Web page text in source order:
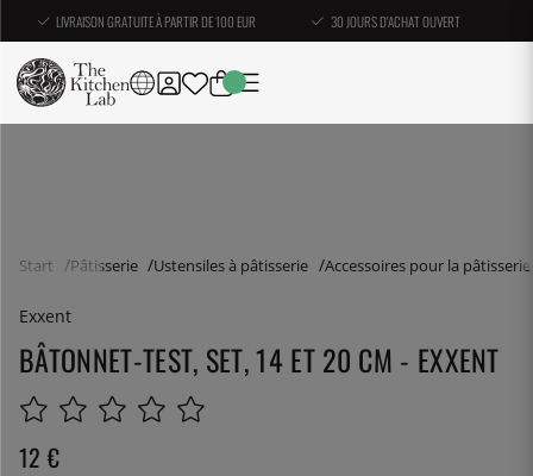
LIVRAISON GRATUITE À PARTIR DE 100 EUR 30 JOURS D'ACHAT OUVERT
Start Pâtisserie Ustensiles à pâtisserie Accessoires pour la pâtisserie
Exxent
BÂTONNET-TEST, SET, 14 ET 20 CM - EXXENT
12 €